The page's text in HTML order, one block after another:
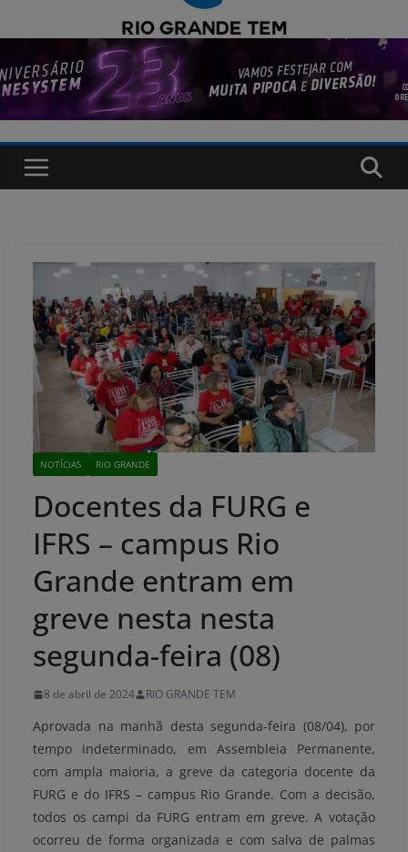
NOTÍCIAS RIO GRANDE
Docentes da FURG e
IFRS – campus Rio
Grande entram em
greve nesta nesta
segunda-feira (08)
8 de abril de 2024 RIO GRANDE TEM
Aprovada na manhã desta segunda-feira (08/04), por
tempo indeterminado, em Assembleia Permanente,
com ampla maioria, a greve da categoria docente da
FURG e do IFRS – campus Rio Grande. Com a decisão,
todos os campi da FURG entram em greve. A votação
ocorreu de forma organizada e com salva de palmas